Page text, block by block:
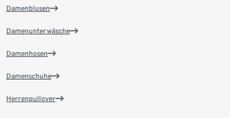
Damenblusen
Damenunterwäsche
Damenhosen
Damenschuhe
Herrenpullover